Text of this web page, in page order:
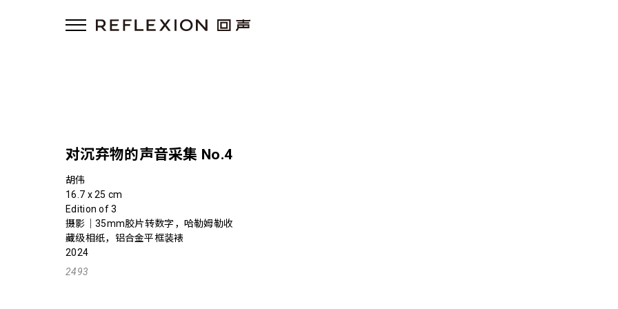
对沉弃物的声音采集 No.4
胡伟
16.7 x 25 cm
Edition of 3
摄影｜35mm胶片转数字，哈勒姆勒收
藏级相纸，铝合金平框装裱
2024
2493